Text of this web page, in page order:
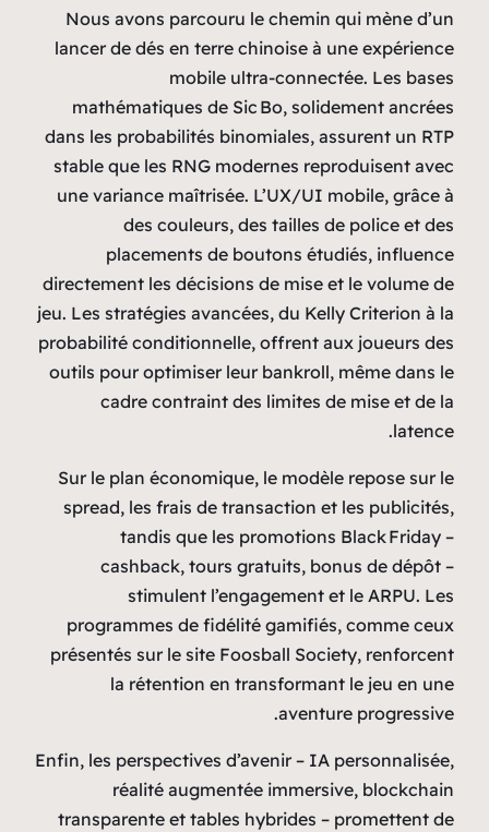
Nous avons parcouru le chemin qui mène d’un
lancer de dés en terre chinoise à une expérience
mobile ultra‑connectée. Les bases
mathématiques de Sic Bo, solidement ancrées
dans les probabilités binomiales, assurent un RTP
stable que les RNG modernes reproduisent avec
une variance maîtrisée. L’UX/UI mobile, grâce à
des couleurs, des tailles de police et des
placements de boutons étudiés, influence
directement les décisions de mise et le volume de
jeu. Les stratégies avancées, du Kelly Criterion à la
probabilité conditionnelle, offrent aux joueurs des
outils pour optimiser leur bankroll, même dans le
cadre contraint des limites de mise et de la
latence.
Sur le plan économique, le modèle repose sur le
spread, les frais de transaction et les publicités,
tandis que les promotions Black Friday –
cashback, tours gratuits, bonus de dépôt –
stimulent l’engagement et le ARPU. Les
programmes de fidélité gamifiés, comme ceux
présentés sur le site Foosball Society, renforcent
la rétention en transformant le jeu en une
aventure progressive.
Enfin, les perspectives d’avenir – IA personnalisée,
réalité augmentée immersive, blockchain
transparente et tables hybrides – promettent de